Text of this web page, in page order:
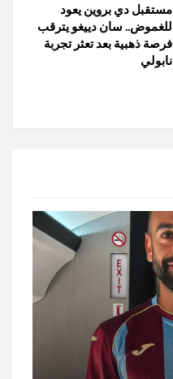
مستقبل دي بروين يعود
للغموض.. سان دييغو يترقب
فرصة ذهبية بعد تعثر تجربة
نابولي